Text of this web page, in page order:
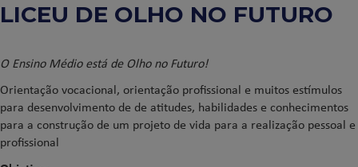
LICEU DE OLHO NO FUTURO
O Ensino Médio está de Olho no Futuro!
Orientação vocacional, orientação profissional e muitos estímulos
para desenvolvimento de de atitudes, habilidades e conhecimentos
para a construção de um projeto de vida para a realização pessoal e
profissional